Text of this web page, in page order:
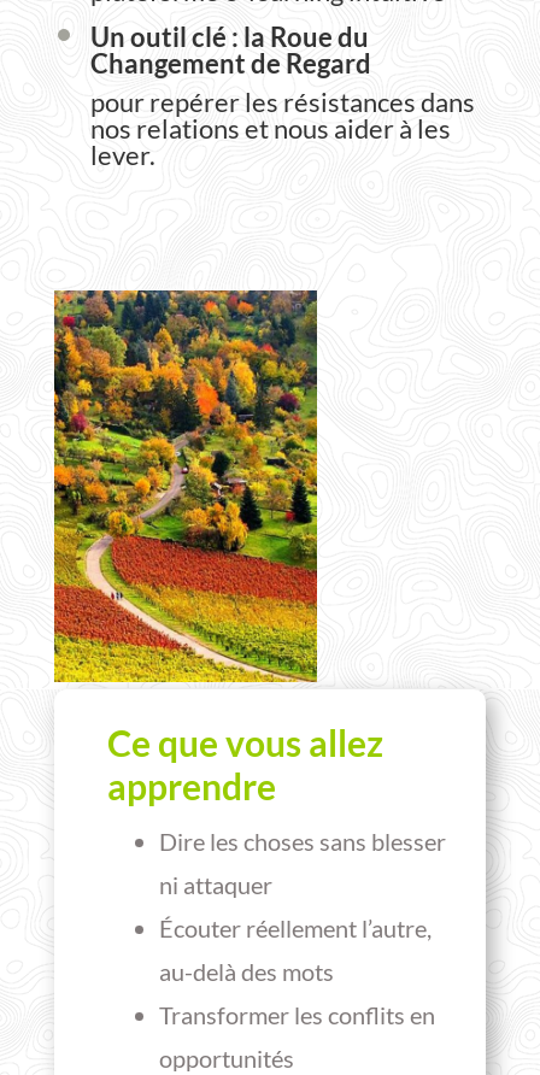
Un outil clé : la Roue du
Changement de Regard
pour repérer les résistances dans
nos relations et nous aider à les
lever.
Ce que vous allez
apprendre
Dire les choses sans blesser
ni attaquer
Écouter réellement l’autre,
au-delà des mots
Transformer les conflits en
opportunités